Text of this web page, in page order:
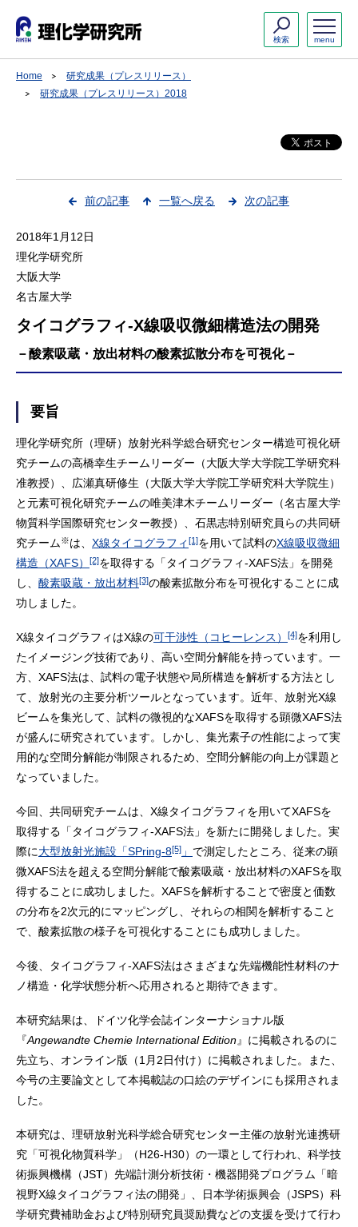
menu
検索
Home
研究成果（プレスリリース）
研究成果（プレスリリース）2018
前の記事 一覧へ戻る 次の記事
2018年1月12日
理化学研究所
大阪大学
名古屋大学
タイコグラフィ-X線吸収微細構造法の開発
－酸素吸蔵・放出材料の酸素拡散分布を可視化－
要旨
理化学研究所（理研）放射光科学総合研究センター構造可視化研
究チームの高橋幸生チームリーダー（大阪大学大学院工学研究科
准教授）、広瀬真研修生（大阪大学大学院工学研究科大学院生）
と元素可視化研究チームの唯美津木チームリーダー（名古屋大学
物質科学国際研究センター教授）、石黒志特別研究員らの共同研
究チーム※は、 X線タイコグラフィ [1]を用いて試料のX線吸収微細
構造（XAFS）
[2]を取得する「タイコグラフィ-XAFS法」を開発
し、 酸素吸蔵・放出材料[3]の酸素拡散分布を可視化することに成
功しました。
X線タイコグラフィはX線の可干渉性（コヒーレンス） [4]を利用し
たイメージング技術であり、高い空間分解能を持っています。一
方、XAFS法は、試料の電子状態や局所構造を解析する方法とし
て、放射光の主要分析ツールとなっています。近年、放射光X線
ビームを集光して、試料の微視的なXAFSを取得する顕微XAFS法
が盛んに研究されています。しかし、集光素子の性能によって実
用的な空間分解能が制限されるため、空間分解能の向上が課題と
なっていました。
今回、共同研究チームは、X線タイコグラフィを用いてXAFSを
取得する「タイコグラフィ-XAFS法」を新たに開発しました。実
際に大型放射光施設「SPring-8[5] 」 で測定したところ、従来の顕
微XAFS法を超える空間分解能で酸素吸蔵・放出材料のXAFSを取
得することに成功しました。XAFSを解析することで密度と価数
の分布を2次元的にマッピングし、それらの相関を解析すること
で、酸素拡散の様子を可視化することにも成功しました。
今後、タイコグラフィ-XAFS法はさまざまな先端機能性材料のナ
ノ構造・化学状態分析へ応用されると期待できます。
本研究結果は、ドイツ化学会誌インターナショナル版
『Angewandte Chemie International Edition』に掲載されるのに
先立ち、オンライン版（1月2日付け）に掲載されました。また、
今号の主要論文として本掲載誌の口絵のデザインにも採用されま
した。
本研究は、理研放射光科学総合研究センター主催の放射光連携研
究「可視化物質科学」（H26-H30）の一環として行われ、科学技
術振興機構（JST）先端計測分析技術・機器開発プログラム「暗
視野X線タイコグラフィ法の開発」、日本学術振興会（JSPS）科
学研究費補助金および特別研究員奨励費などの支援を受けて行わ